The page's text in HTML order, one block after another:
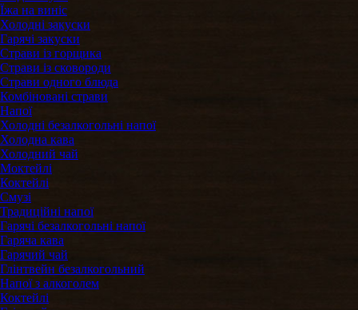
Їжа на виніс
Холодні закуски
Гарячі закуски
Страви із горщика
Страви із сковороди
Страви одного блюда
Комбіновані страви
Напої
Холодні безалкогольні напої
Холодна кава
Холодний чай
Моктейлі
Коктейлі
Смузі
Традиційні напої
Гарячі безалкогольні напої
Гаряча кава
Гарячий чай
Глінтвейн безалкогольний
Напої з алкоголем
Коктейлі